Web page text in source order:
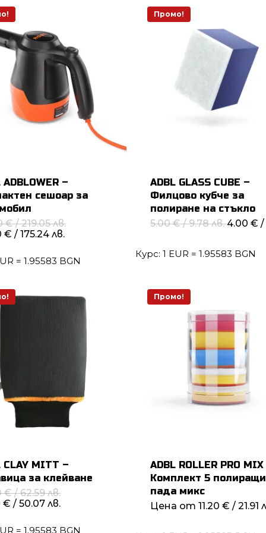
ADBLOWER –
сешоар за
€/ 219.05 лв.Original
/
€ / 175.24 лв.
89.60 €
= 1.95583 BGN
Промо!
ADBL GLASS CUBE –
Филцово кубче за
полиране на стъкло
5.00€/ 9.78 лв.Original
5.00 €
/
4.00€ /
Курс: 1 EUR = 1.95583 BGN
CLAY MITT –
за клейване
€/ 62.59 лв.Original
/
€ / 50.07 лв.Текущата
= 1.95583 BGN
Промо!
ADBL ROLLER PRO
Комплект 5 полиращи
пада микс
Цена от11.20€ / 21.91
This